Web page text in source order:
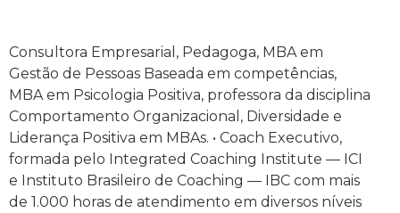
Consultora Empresarial, Pedagoga, MBA em
Gestão de Pessoas Baseada em competências,
MBA em Psicologia Positiva, professora da disciplina
Comportamento Organizacional, Diversidade e
Liderança Positiva em MBAs. • Coach Executivo,
formada pelo Integrated Coaching Institute — ICI
e Instituto Brasileiro de Coaching — IBC com mais
de 1.000 horas de atendimento em diversos níveis